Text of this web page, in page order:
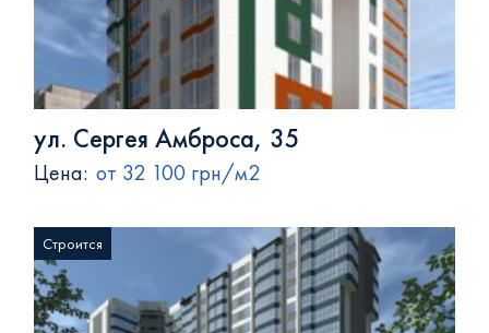
ул. Сергея Амброса, 35
Цена: от 32 100 грн/м2
Строится